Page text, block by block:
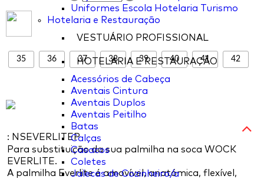
Uniformes Escola Hotelaria Turismo
Hotelaria e Restauração
VESTUÁRIO PROFISSIONAL
HOTELARIA E RESTAURAÇÃO
Acessórios de Cabeça
Aventais Cintura
Aventais Duplos
Aventais Peitilho
Batas
Calças
Casacos
Coletes
Jalecas de Cozinheiro/a
35 36 37 38 39 40 41 42
: NSEVERLITEP
Para substituição da sua palmilha na soca WOCK
EVERLITE.
A palmilha Everlite é amovível, anatómica, flexível,